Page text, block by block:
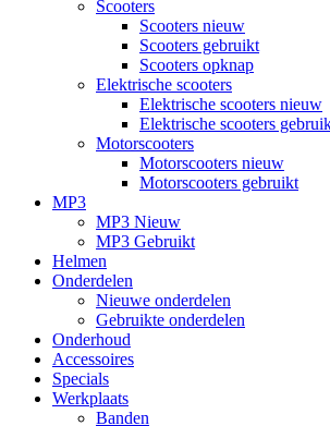
Scooters
Scooters nieuw
Scooters gebruikt
Scooters opknap
Elektrische scooters
Elektrische scooters nieuw
Elektrische scooters
Motorscooters
Motorscooters nieuw
Motorscooters gebruikt
MP3
MP3 Nieuw
MP3 Gebruikt
Helmen
Onderdelen
Nieuwe onderdelen
Gebruikte onderdelen
Onderhoud
Accessoires
Specials
Werkplaats
Banden